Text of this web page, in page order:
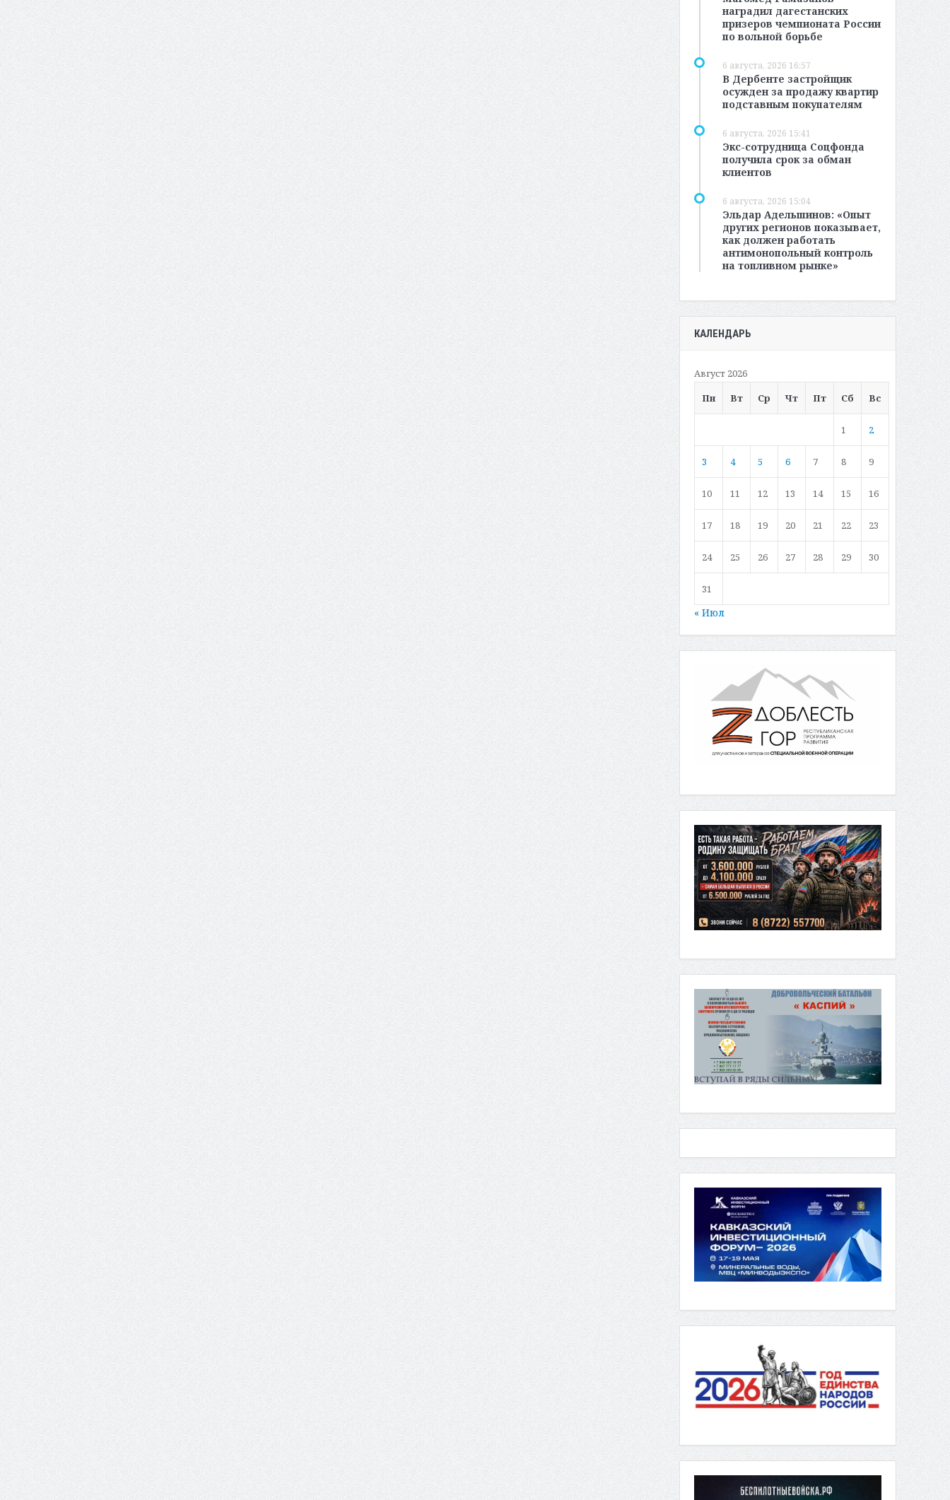
наградил дагестанских
призеров чемпионата России
по вольной борьбе
6 августа, 2026 16:57
В Дербенте застройщик
осужден за продажу квартир
подставным покупателям
6 августа, 2026 15:41
Экс-сотрудница Соцфонда
получила срок за обман
клиентов
6 августа, 2026 15:04
Эльдар Адельшинов: «Опыт
других регионов показывает,
как должен работать
антимонопольный контроль
на топливном рынке»
КАЛЕНДАРЬ
Август 2026
Пн
Вт Ср Чт Пт Сб Вс
1 2
3 4 5 6 7 8 9
10 11 12 13 14 15 16
17 18 19 20 21 22 23
24 25 26 27 28 29 30
31
« Июл